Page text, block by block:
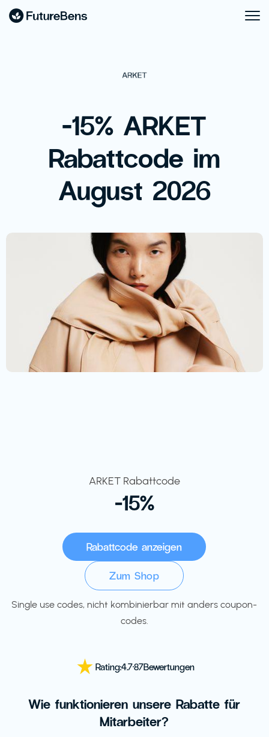
-15% ARKET
Rabattcode im
August 2026
ARKET Rabattcode
-15%
Zum Shop
Single use codes, nicht kombinierbar mit anders coupon-
codes.
Rating:4.7·87Bewertungen
Wie funktionieren unsere Rabatte für
Mitarbeiter?